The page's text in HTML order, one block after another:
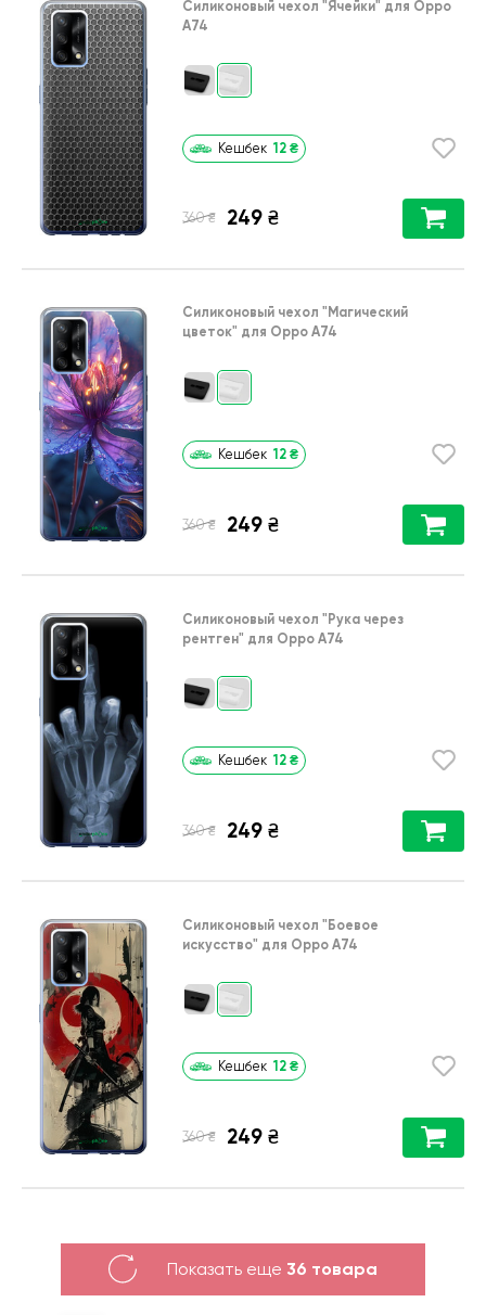
Силиконовый чехол "Ячейки" для Oppo
A74
Кешбек 12 ₴
360 ₴ 249 ₴
Силиконовый чехол "Магический
цветок" для Oppo A74
Кешбек 12 ₴
360 ₴ 249 ₴
Силиконовый чехол "Рука через
рентген" для Oppo A74
Кешбек 12 ₴
360 ₴ 249 ₴
Силиконовый чехол "Боевое
искусство" для Oppo A74
Кешбек 12 ₴
360 ₴ 249 ₴
Показать еще 36 товара